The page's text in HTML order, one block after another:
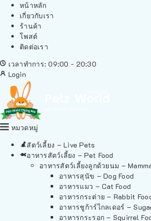
หน้าหลัก
เกี่ยวกับเรา
ร้านค้า
โพสต์
ติดต่อเรา
เวลาทำการ: 09:00 - 20:30
Login
หมวดหมู่
สัตว์เลี้ยง – Live Pets
อาหารสัตว์เลี้ยง – Pet Food
อาหารสัตว์เลี้ยงลูกด้วยนม –
อาหารสุนัข – Dog Food
อาหารแมว – Cat Food
อาหารกระต่าย – Rabbit
อาหารชูก้าร์ไกลเดอร์ –
อาหารกระรอก – Squirrel